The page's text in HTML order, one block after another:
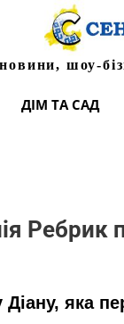
шоу-
ДІМ ТА САД
Ребрик
яка